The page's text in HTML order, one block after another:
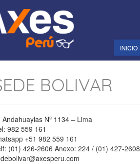
INICIO
BOLIVAR
Andahuaylas Nº 1134 – Lima
982 559 161
+51 982 559 161
(01) 426-2606 Anexo: 224 / (01) 427-2608